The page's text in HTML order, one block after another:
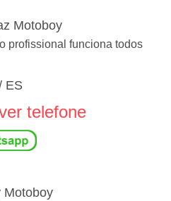
Motoboy
profissional funciona todos
ES
telefone
Motoboy